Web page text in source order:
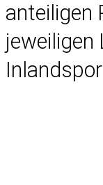
anteiligen
jeweiligen